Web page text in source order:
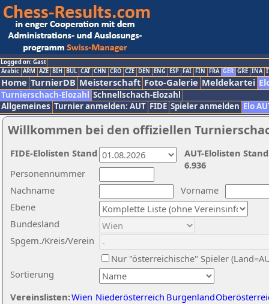
Logged on: Gast
Arabic ARM AZE BIH BUL CAT CHN CRO CZE DEN ENG ESP FAI FIN FRA GER GRE INA
Home TurnierDB Meisterschaft Foto-Galerie Meldekartei
Turnierschach-Elozahl Schnellschach-Elozahl
Allgemeines Turnier anmelden: AUT FIDE Spieler anmelden Elo
Willkommen bei den offiziellen
Nachname
Vorname
Ebene
Sortierung
Personennummer
Bundesland
Spgem./Kreis/Verein
Nur "österreichische" Spieler
Vereinslisten:Wien Niederösterreich Burgenland
AUT-Elolisten
6.936
FIDE-Elolisten Stand